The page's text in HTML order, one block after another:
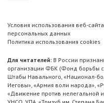
Условия использования веб-
персональных данных
Политика использования cookies
Для читателей: В России
организации ФБК (Фонд борьбы с
Штабы Навального, «Национал-
Иеговы», «Армия воли народа»,
«Движение против нелегальной